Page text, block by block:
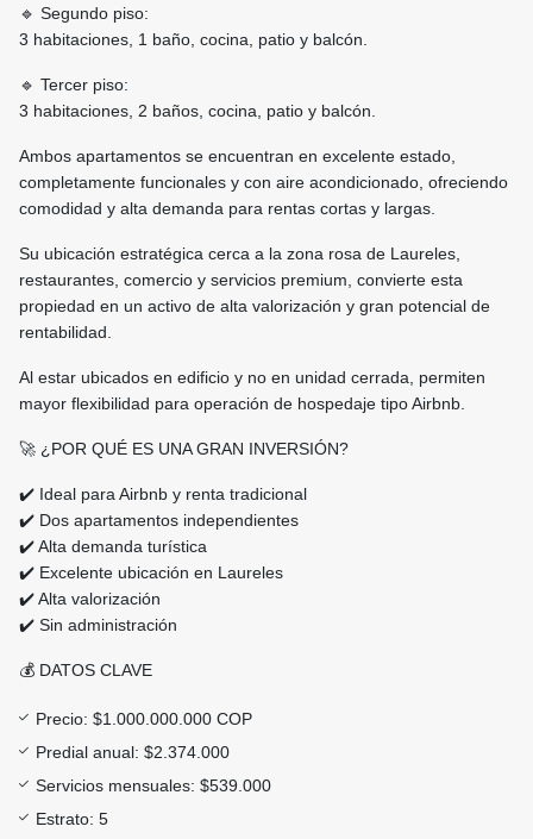
🔹 Segundo piso:
3 habitaciones, 1 baño, cocina, patio y balcón.
🔹 Tercer piso:
3 habitaciones, 2 baños, cocina, patio y balcón.
Ambos apartamentos se encuentran en excelente estado,
completamente funcionales y con aire acondicionado, ofreciendo
comodidad y alta demanda para rentas cortas y largas.
Su ubicación estratégica cerca a la zona rosa de Laureles,
restaurantes, comercio y servicios premium, convierte esta
propiedad en un activo de alta valorización y gran potencial de
rentabilidad.
Al estar ubicados en edificio y no en unidad cerrada, permiten
mayor flexibilidad para operación de hospedaje tipo Airbnb.
🚀 ¿POR QUÉ ES UNA GRAN INVERSIÓN?
✔️ Ideal para Airbnb y renta tradicional
✔️ Dos apartamentos independientes
✔️ Alta demanda turística
✔️ Excelente ubicación en Laureles
✔️ Alta valorización
✔️ Sin administración
💰 DATOS CLAVE
Precio: $1.000.000.000 COP
Predial anual: $2.374.000
Servicios mensuales: $539.000
Estrato: 5